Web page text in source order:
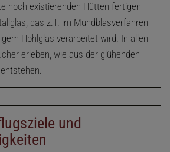
noch existierenden Hütten fertigen
das z.T. im Mundblasverfahren
Hohlglas verarbeitet wird. In allen
erleben, wie aus der glühenden
und